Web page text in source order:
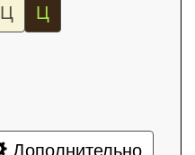
Ц Ц
Дополнительно